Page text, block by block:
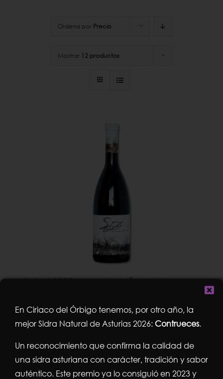
Ordena por Precio
Mostrar 12 productos
Stylo 4 2022 garnacha viñas viejas
En Ciriaco del Órbigo tenemos, por otro año, la
mejor Sidra Natural de Asturias 2026:Contrueces.
Un reconocimiento que confirma la calidad de
una sidra asturiana con carácter, tradición y sabor
auténtico. Este premio ya lo consiguió en 2023 y